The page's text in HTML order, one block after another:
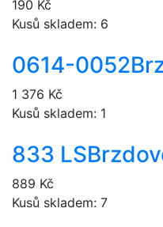
190 Kč
Kusů skladem: 6
0614-0052
1 376 Kč
Kusů skladem: 1
833 LS
889 Kč
Kusů skladem: 7